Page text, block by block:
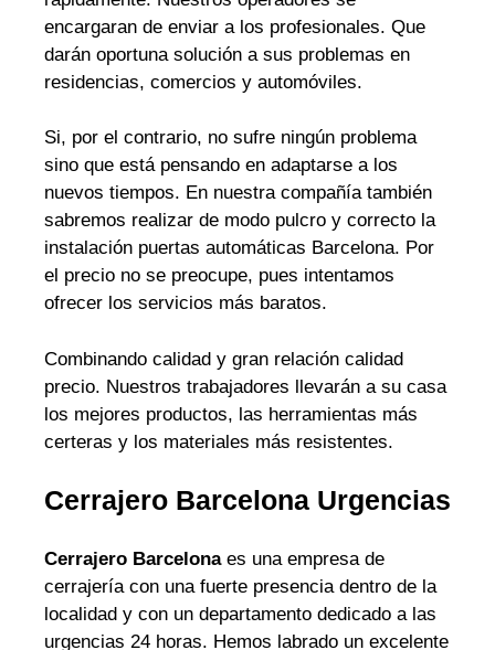
encargaran de enviar a los profesionales. Que
darán oportuna solución a sus problemas en
residencias, comercios y automóviles.
Si, por el contrario, no sufre ningún problema
sino que está pensando en adaptarse a los
nuevos tiempos. En nuestra compañía también
sabremos realizar de modo pulcro y correcto la
instalación puertas automáticas Barcelona. Por
el precio no se preocupe, pues intentamos
ofrecer los servicios más baratos.
Combinando calidad y gran relación calidad
precio. Nuestros trabajadores llevarán a su casa
los mejores productos, las herramientas más
certeras y los materiales más resistentes.
Cerrajero Barcelona Urgencias
Cerrajero Barcelonaes una empresa de
cerrajería con una fuerte presencia dentro de la
localidad y con un departamento dedicado a las
urgencias 24 horas. Hemos labrado un excelente